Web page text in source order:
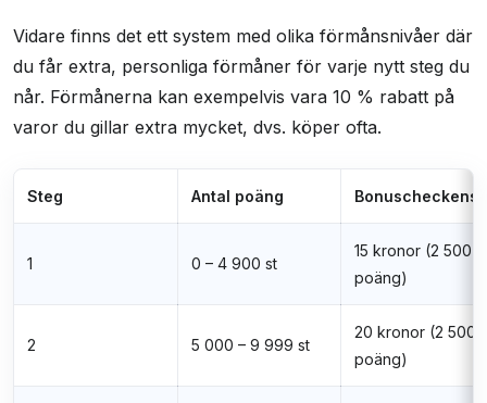
Vidare finns det ett system med olika förmånsnivåer där
du får extra, personliga förmåner för varje nytt steg du
når. Förmånerna kan exempelvis vara 10 % rabatt på
varor du gillar extra mycket, dvs. köper ofta.
Steg Antal poäng Bonuscheckens
1 0 – 4 900 st
15 kronor (2 500
poäng)
2 5 000 – 9 999 st
20 kronor (2 500
poäng)